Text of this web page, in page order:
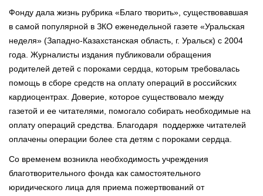
Фонду дала жизнь рубрика «Благо творить», существовавшая
в самой популярной в ЗКО еженедельной газете «Уральская
неделя» (Западно-Казахстанская область, г. Уральск) с 2004
года. Журналисты издания публиковали обращения
родителей детей с пороками сердца, которым требовалась
помощь в сборе средств на оплату операций в российских
кардиоцентрах. Доверие, которое существовало между
газетой и ее читателями, помогало собирать необходимые на
оплату операций средства. Благодаря поддержке читателей
оплачены операции более ста детям с пороками сердца.
Со временем возникла необходимость учреждения
благотворительного фонда как самостоятельного
юридического лица для приема пожертвований от